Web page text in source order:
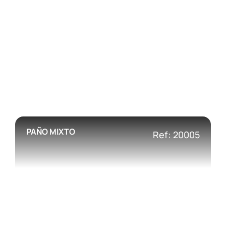
PAÑO MIXTO Ref: 20005